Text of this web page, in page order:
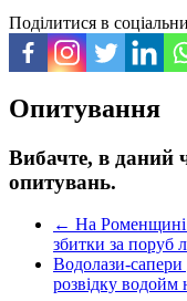
Поділитися в
Опитування
Вибачте, в даний
опитувань.
← На Роменщині
збитки за поруб
Водолази-
розвідку водойм